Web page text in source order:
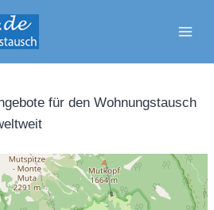
für den Wohnungstausch